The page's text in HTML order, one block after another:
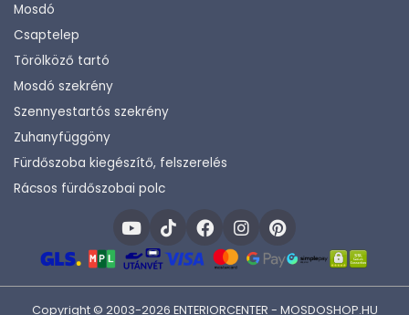
Mosdó
Csaptelep
Törölköző tartó
Mosdó szekrény
Szennyestartós szekrény
Zuhanyfüggöny
Fürdőszoba kiegészítő, felszerelés
Rácsos fürdőszobai polc
Copyright © 2003-2026 ENTERIORCENTER - MOSDOSHOP.HU